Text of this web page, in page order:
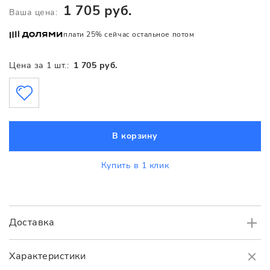
Характеристики
Доставка
Доставка
Цена за 1 шт.: 1 705 руб.
Ваша цена: 1 705 руб.
плати 25% сейчас остальное потом
В корзину
Купить в 1 клик